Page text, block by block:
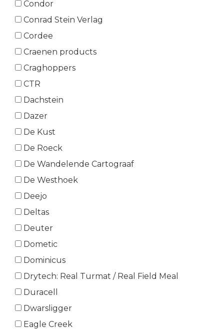
Condor
Conrad Stein Verlag
Cordee
Craenen products
Craghoppers
CTR
Dachstein
Dazer
De Kust
De Roeck
De Wandelende Cartograaf
De Westhoek
Deejo
Deltas
Deuter
Dometic
Dominicus
Drytech: Real Turmat / Real Field Meal
Duracell
Dwarsligger
Eagle Creek